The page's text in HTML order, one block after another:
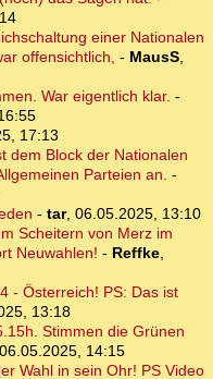
einer Nationalen
offensichtlich, - MausS,
War eigentlich klar. -
17:13
dem Block der Nationalen
Parteien an. -
- tar, 06.05.2025, 13:10
Scheitern von Merz im
Neuwahlen! - Reffke,
- Österreich! PS: Das ist
13:18
Stimmen die Grünen
06.05.2025, 14:15
Wahl in sein Ohr! PS Video